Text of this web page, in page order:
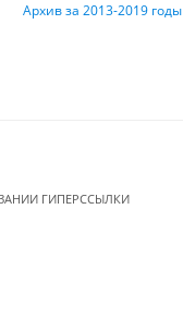
Архив за 2013-2019 годы
ГИПЕРССЫЛКИ